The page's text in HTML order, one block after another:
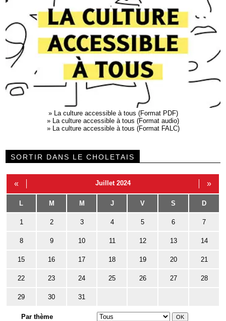
»
La culture accessible à tous (Format PDF)
»
La culture accessible à tous (Format audio)
»
La culture accessible à tous (Format FALC)
SORTIR DANS LE CHOLETAIS
« Juillet 2024 »
L M M J V S D
1 2 3 4 5 6 7
8 9 10 11 12 13 14
15 16 17 18 19 20 21
22 23 24 25 26 27 28
29 30 31
Par thème